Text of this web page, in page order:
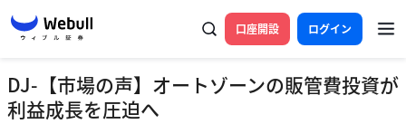
口座開設 ログイン
DJ-【市場の声】オートゾーンの販管費投資が
利益成長を圧迫へ